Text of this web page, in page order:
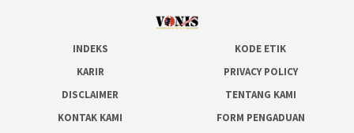
INDEKS
KODE ETIK
KARIR
PRIVACY POLICY
DISCLAIMER
TENTANG KAMI
KONTAK KAMI
FORM PENGADUAN